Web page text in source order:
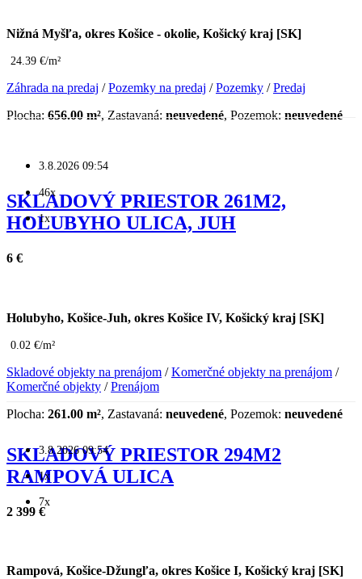
Nižná Myšľa, okres Košice - okolie, Košický kraj [SK]
24.39 €/m²
Záhrada na predaj /Pozemky na predaj /Pozemky /Predaj
Plocha: 656.00 m², Zastavaná: neuvedené, Pozemok: neuvedené
3.8.2026 09:54
46x
1x
SKLADOVÝ PRIESTOR 261M2,
HOLUBYHO ULICA, JUH
6 €
Holubyho, Košice-Juh, okres Košice IV, Košický kraj [SK]
0.02 €/m²
Skladové objekty na prenájom /Komerčné objekty na prenájom /
Komerčné objekty /Prenájom
Plocha: 261.00 m², Zastavaná: neuvedené, Pozemok: neuvedené
3.8.2026 09:54
1x
7x
SKLADOVÝ PRIESTOR 294M2
RAMPOVÁ ULICA
2 399 €
Rampová, Košice-Džungľa, okres Košice I, Košický kraj [SK]